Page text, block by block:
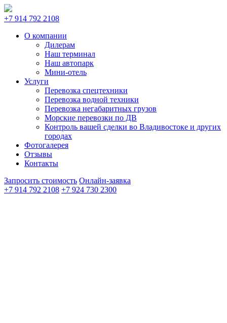
+7 914 792 2108
О компании
Дилерам
Наш терминал
Наш автопарк
Мини-отель
Услуги
Перевозка спецтехники
Перевозка водной техники
Перевозка негабаритных грузов
Морские перевозки по ДВ
Контроль вашей сделки во Владивостоке и других
городах
Фотогалерея
Отзывы
Контакты
Запросить стоимость Онлайн-заявка
+7 914 792 2108 +7 924 730 2300